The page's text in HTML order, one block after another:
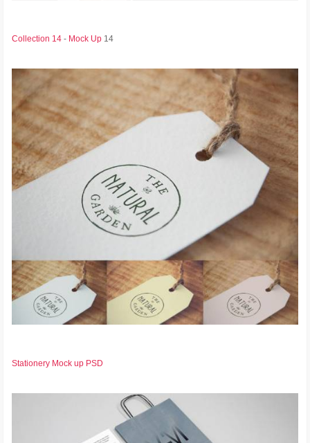
Collection 14 - Mock Up 14
Stationery Mock up PSD